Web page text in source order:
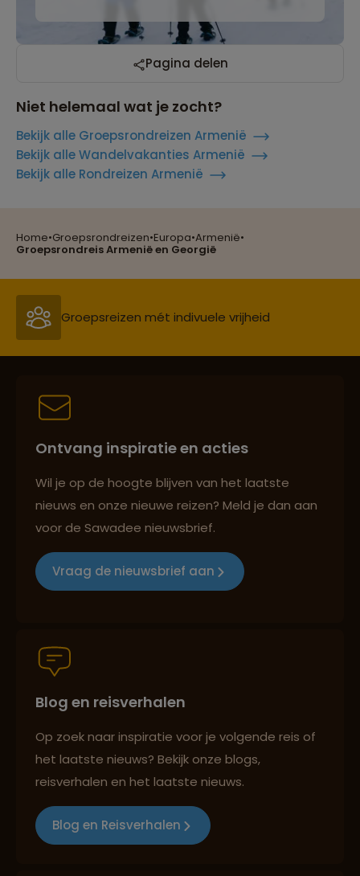
Home•Groepsrondreizen•Europa•Armenië•
Groepsrondreis Armenië en Georgië
Pagina delen
Niet helemaal wat je zocht?
Bekijk alle Groepsrondreizen Armenië
Bekijk alle Wandelvakanties Armenië
Bekijk alle Rondreizen Armenië
Reizen met oog voor mens, cultuur en milieu
Groepsreizen mét indivuele vrijheid
Persoonlijk en deskundig reisadvies
Reizen met oog voor mens, cultuur en milieu
Persoonlijk en deskundig reisadvies
Best beoordeelde reisroutes
Ontvang inspiratie en acties
Wil je op de hoogte blijven van het laatste
nieuws en onze nieuwe reizen? Meld je dan aan
voor de Sawadee nieuwsbrief.
Vraag de nieuwsbrief aan
Blog en reisverhalen
Op zoek naar inspiratie voor je volgende reis of
het laatste nieuws? Bekijk onze blogs,
reisverhalen en het laatste nieuws.
Blog en Reisverhalen